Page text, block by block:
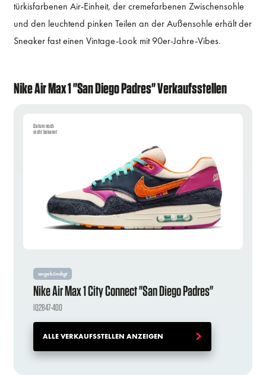
türkisfarbenen Air-Einheit, der cremefarbenen Zwischensohle
und den leuchtend pinken Teilen an der Außensohle erhält der
Sneaker fast einen Vintage-Look mit 90er-Jahre-Vibes.
Nike Air Max 1 "San Diego Padres" Verkaufsstellen
Datum noch
nicht bekannt
angekündigt
Nike Air Max 1 City Connect "San Diego Padres"
IQ2847-400
ALLE VERKAUFSSTELLEN ANZEIGEN